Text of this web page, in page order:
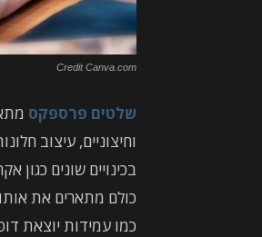
Credit Canva.com
שלטים פרספקס
וחיצוניים, עיצוב
בכינויים שונים כגון
כולם מתארים את
כמו עמידות יוצאת